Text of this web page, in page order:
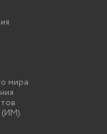
мира
(ИМ).